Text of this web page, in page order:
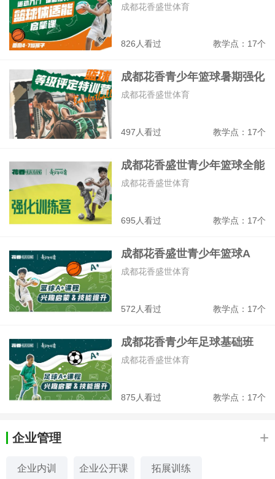
826人看过 教学点：17个
成都花香盛世体育
成都花香青少年篮球暑期强化
走训营
497人看过 教学点：17个
成都花香盛世体育
成都花香盛世青少年篮球全能
战队班
695人看过 教学点：17个
成都花香盛世体育
成都花香盛世青少年篮球A
+课训练班
572人看过 教学点：17个
成都花香盛世体育
成都花香青少年足球基础班
875人看过 教学点：17个
成都花香盛世体育
企业管理 +
企业内训 企业公开课 拓展训练